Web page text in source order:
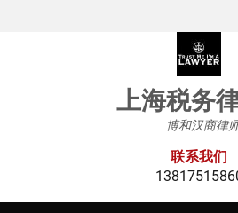
上海税务
博和汉商律
联系我们